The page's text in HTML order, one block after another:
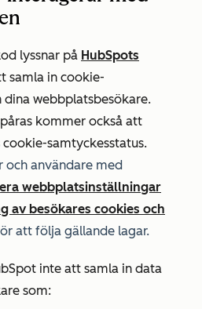
lyssnar på HubSpots
samla in cookie-
dina webbplatsbesökare.
kommer också att
cookie-samtyckesstatus.
och användare med
webbplatsinställningar
av besökares cookies och
att följa gällande lagar.
inte att samla in data
som: